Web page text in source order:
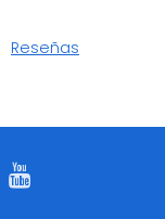
Reseñas